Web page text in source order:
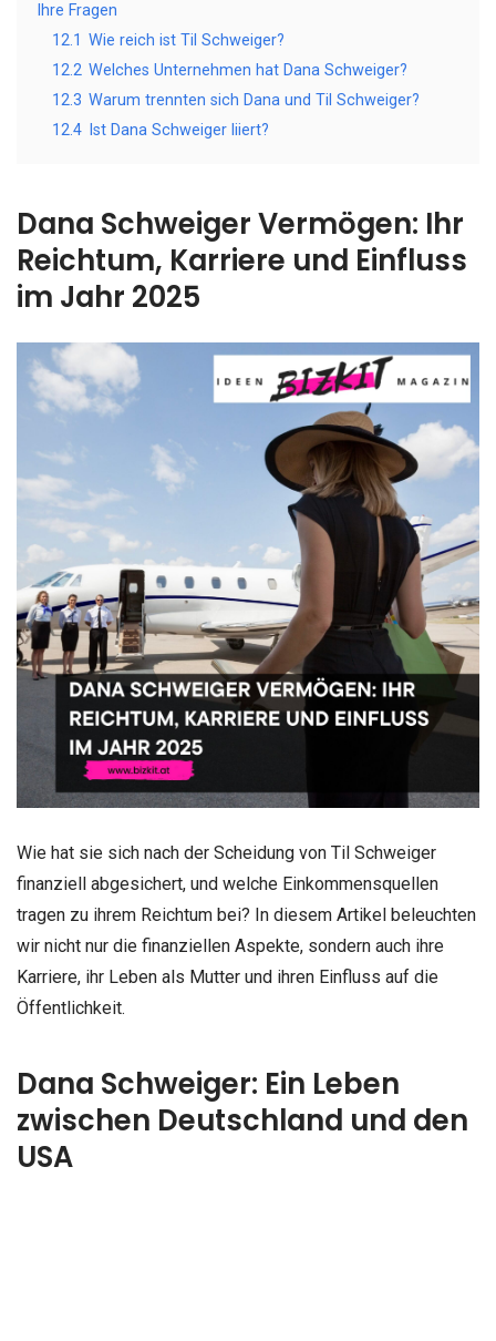
Ihre Fragen
12.1 Wie reich ist Til Schweiger?
12.2 Welches Unternehmen hat Dana Schweiger?
12.3 Warum trennten sich Dana und Til Schweiger?
12.4 Ist Dana Schweiger liiert?
Dana Schweiger Vermögen: Ihr
Reichtum, Karriere und Einfluss
im Jahr 2025
Wie hat sie sich nach der Scheidung von Til Schweiger
finanziell abgesichert, und welche Einkommensquellen
tragen zu ihrem Reichtum bei? In diesem Artikel beleuchten
wir nicht nur die finanziellen Aspekte, sondern auch ihre
Karriere, ihr Leben als Mutter und ihren Einfluss auf die
Öffentlichkeit.
Dana Schweiger: Ein Leben
zwischen Deutschland und den
USA